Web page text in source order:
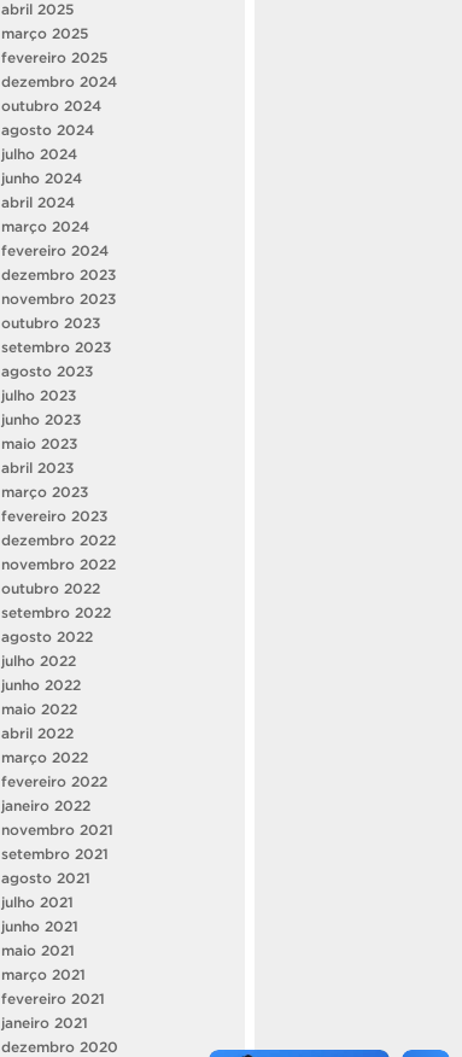
abril 2025
março 2025
fevereiro 2025
dezembro 2024
outubro 2024
agosto 2024
julho 2024
junho 2024
abril 2024
março 2024
fevereiro 2024
dezembro 2023
novembro 2023
outubro 2023
setembro 2023
agosto 2023
julho 2023
junho 2023
maio 2023
abril 2023
março 2023
fevereiro 2023
dezembro 2022
novembro 2022
outubro 2022
setembro 2022
agosto 2022
julho 2022
junho 2022
maio 2022
abril 2022
março 2022
fevereiro 2022
janeiro 2022
novembro 2021
setembro 2021
agosto 2021
julho 2021
junho 2021
maio 2021
março 2021
fevereiro 2021
janeiro 2021
dezembro 2020